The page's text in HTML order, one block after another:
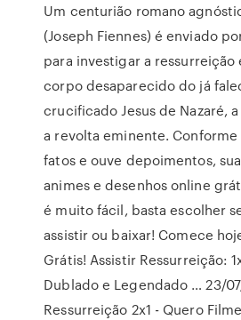
Um centurião romano
(Joseph Fiennes) é enviado
para investigar a ressurreição
corpo desaparecido do já
crucificado Jesus de Nazaré,
a revolta eminente. Conforme
fatos e ouve depoimentos,
animes e desenhos online
é muito fácil, basta escolher
assistir ou baixar! Comece
Grátis! Assistir Ressurreição:
Dublado e Legendado … 23/
Ressurreição 2x1 - Quero